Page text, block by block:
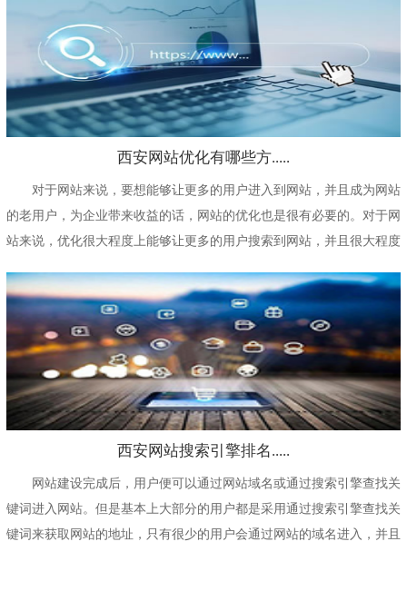
西安网站优化有哪些方.....
对于网站来说，要想能够让更多的用户进入到网站，并且成为网站
的老用户，为企业带来收益的话，网站的优化也是很有必要的。对于网
站来说，优化很大程度上能够让更多的用户搜索到网站，并且很大程度
西安网站搜索引擎排名.....
网站建设完成后，用户便可以通过网站域名或通过搜索引擎查找关
键词进入网站。但是基本上大部分的用户都是采用通过搜索引擎查找关
键词来获取网站的地址，只有很少的用户会通过网站的域名进入，并且